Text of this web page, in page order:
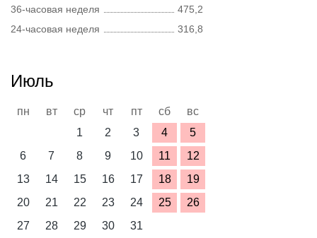
36-часовая неделя
475,2
24-часовая неделя
316,8
Июль
пн вт ср чт пт сб
вс
1
2 3 4
5
6
7 8 9 10 11
12
13
14 15 16 17 18
19
20
21 22 23 24 25
26
27
28 29 30 31